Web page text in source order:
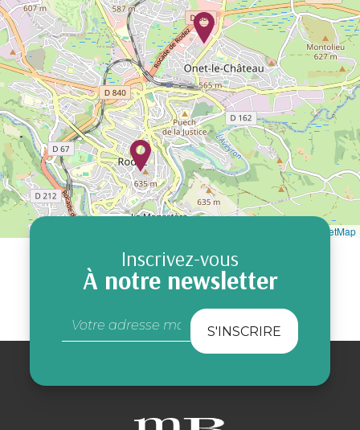
OpenStreetMap
Inscrivez-vous
À notre newsletter